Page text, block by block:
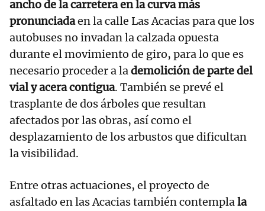
ancho de la carretera en la curva más
pronunciadaen la calle Las Acacias para que los
autobuses no invadan la calzada opuesta
durante el movimiento de giro, para lo que es
necesario proceder a lademolición de parte del
vial y acera contigua. También se prevé el
trasplante de dos árboles que resultan
afectados por las obras, así como el
desplazamiento de los arbustos que dificultan
la visibilidad.
Entre otras actuaciones, el proyecto de
asfaltado en las Acacias también contemplala